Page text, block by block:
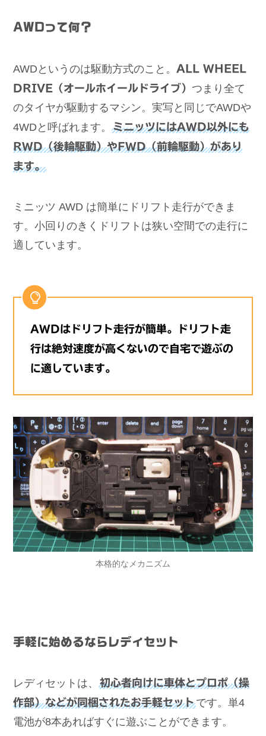
AWDって何？
AWDというのは駆動方式のこと。ALL WHEEL
DRIVE（オールホイールドライブ）つまり全て
のタイヤが駆動するマシン。実写と同じでAWDや
4WDと呼ばれます。ミニッツにはAWD以外にも
RWD（後輪駆動）やFWD（前輪駆動）があり
ます。
ミニッツ AWD は簡単にドリフト走行ができま
す。小回りのきくドリフトは狭い空間での走行に
適しています。
AWDはドリフト走行が簡単。ドリフト走
行は絶対速度が高くないので自宅で遊ぶの
に適しています。
本格的なメカニズム
手軽に始めるならレディセット
レディセットは、初心者向けに車体とプロポ（操
作部）などが同梱されたお手軽セットです。単4
電池が8本あればすぐに遊ぶことができます。